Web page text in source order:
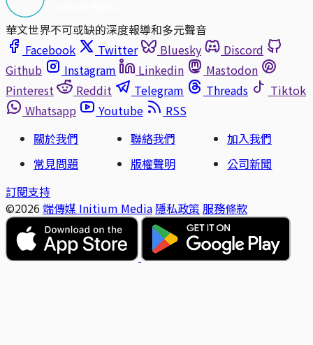
華文世界不可或缺的深度報導和多元聲音
Facebook
Twitter Bluesky
Discord
Github
Instagram Linkedin
Mastodon
Pinterest
Reddit Telegram Threads
Tiktok
Whatsapp
Youtube
RSS
關於我們
聯絡我們
加入我們
常見問題
版權聲明
公司新聞
訂閱支持
©2026 端傳媒 Initium Media 隱私政策 服務條款